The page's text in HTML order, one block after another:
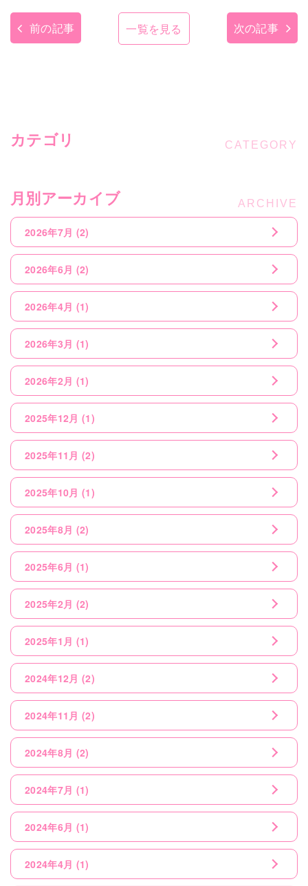
前の記事 一覧を見る 次の記事
カテゴリ
月別アーカイブ
2026年7月 (2)
2026年6月 (2)
2026年4月 (1)
2026年3月 (1)
2026年2月 (1)
2025年12月 (1)
2025年11月 (2)
2025年10月 (1)
2025年8月 (2)
2025年6月 (1)
2025年2月 (2)
2025年1月 (1)
2024年12月 (2)
2024年11月 (2)
2024年8月 (2)
2024年7月 (1)
2024年6月 (1)
2024年4月 (1)